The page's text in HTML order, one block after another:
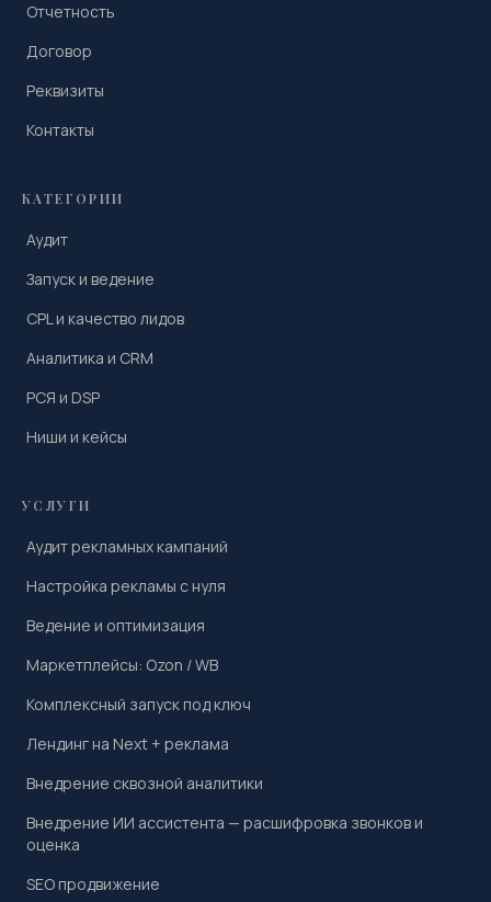
Отчетность
Договор
Реквизиты
Контакты
КАТЕГОРИИ
Аудит
Запуск и ведение
CPL и качество лидов
Аналитика и CRM
РСЯ и DSP
Ниши и кейсы
УСЛУГИ
Аудит рекламных кампаний
Настройка рекламы с нуля
Ведение и оптимизация
Маркетплейсы: Ozon / WB
Комплексный запуск под ключ
Лендинг на Next + реклама
Внедрение сквозной аналитики
Внедрение ИИ ассистента — расшифровка звонков и
оценка
SEO продвижение